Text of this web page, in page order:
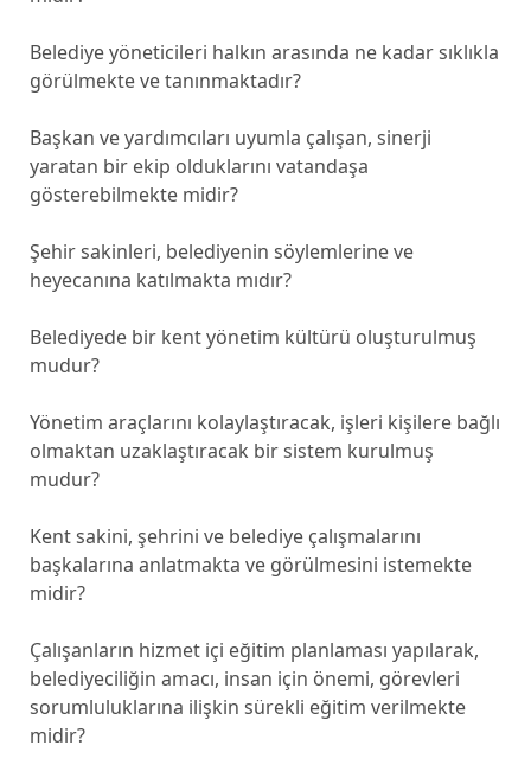
Belediye yöneticileri halkın arasında ne kadar sıklıkla
görülmekte ve tanınmaktadır?
Başkan ve yardımcıları uyumla çalışan, sinerji
yaratan bir ekip olduklarını vatandaşa
gösterebilmekte midir?
Şehir sakinleri, belediyenin söylemlerine ve
heyecanına katılmakta mıdır?
Belediyede bir kent yönetim kültürü oluşturulmuş
mudur?
Yönetim araçlarını kolaylaştıracak, işleri kişilere bağlı
olmaktan uzaklaştıracak bir sistem kurulmuş
mudur?
Kent sakini, şehrini ve belediye çalışmalarını
başkalarına anlatmakta ve görülmesini istemekte
midir?
Çalışanların hizmet içi eğitim planlaması yapılarak,
belediyeciliğin amacı, insan için önemi, görevleri
sorumluluklarına ilişkin sürekli eğitim verilmekte
midir?